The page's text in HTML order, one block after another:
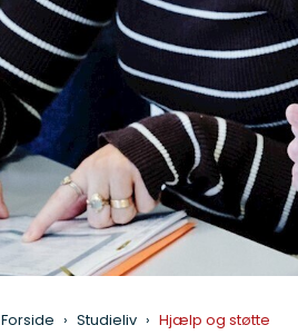
Forside Studieliv Hjælp og støtte